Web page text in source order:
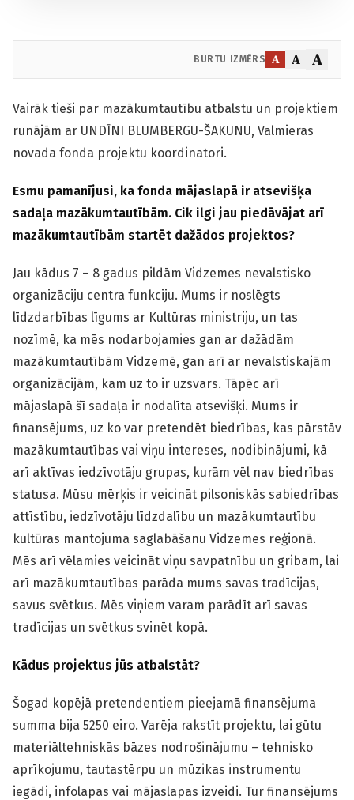
BURTU IZMĒRS A A A
Vairāk tieši par mazākumtautību atbalstu un projektiem
runājām ar UNDĪNI BLUMBERGU-ŠAKUNU, Valmieras
novada fonda projektu koordinatori.
Esmu pamanījusi, ka fonda mājaslapā ir atsevišķa
sadaļa mazākumtautībām. Cik ilgi jau piedāvājat arī
mazākumtautībām startēt dažādos projektos?
Jau kādus 7 – 8 gadus pildām Vidzemes nevalstisko
organizāciju centra funkciju. Mums ir noslēgts
līdzdarbības līgums ar Kultūras ministriju, un tas
nozīmē, ka mēs nodarbojamies gan ar dažādām
mazākumtautībām Vidzemē, gan arī ar nevalstiskajām
organizācijām, kam uz to ir uzsvars. Tāpēc arī
mājaslapā šī sadaļa ir nodalīta atsevišķi. Mums ir
finansējums, uz ko var pretendēt biedrības, kas pārstāv
mazākumtautības vai viņu intereses, nodibinājumi, kā
arī aktīvas iedzīvotāju grupas, kurām vēl nav biedrības
statusa. Mūsu mērķis ir veicināt pilsoniskās sabiedrības
attīstību, iedzīvotāju līdzdalību un mazākumtautību
kultūras mantojuma saglabāšanu Vidzemes reģionā.
Mēs arī vēlamies veicināt viņu savpatnību un gribam, lai
arī mazākumtautības parāda mums savas tradīcijas,
savus svētkus. Mēs viņiem varam parādīt arī savas
tradīcijas un svētkus svinēt kopā.
Kādus projektus jūs atbalstāt?
Šogad kopējā pretendentiem pieejamā finansējuma
summa bija 5250 eiro. Varēja rakstīt projektu, lai gūtu
materiāltehniskās bāzes nodrošinājumu – tehnisko
aprīkojumu, tautastērpu un mūzikas instrumentu
iegādi, infolapas vai mājaslapas izveidi. Tur finansējums